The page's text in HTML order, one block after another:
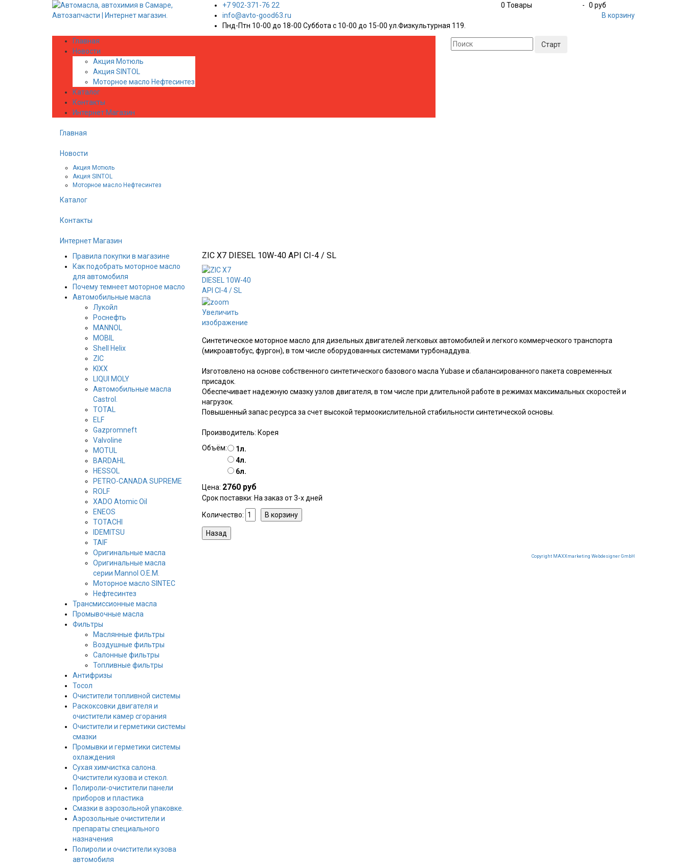
+7 902-371-76 22
info@avto-good63.ru
Пнд-Птн 10-00 до 18-00 Суббота с 10-00 до 15-00 ул.Физкультурная 119.
0 Товары - 0 руб
В корзину
Главная
Новости
Акция Мотюль
Акция SINTOL
Моторное масло Нефтесинтез
Каталог
Контакты
Интернет Магазин
Главная
Новости
Акция Мотюль
Акция SINTOL
Моторное масло Нефтесинтез
Каталог
Контакты
Интернет Магазин
Правила покупки в магазине
Как подобрать моторное масло
для автомобиля
Почему темнеет моторное масло
Автомобильные масла
Лукойл
Роснефть
MANNOL
MOBIL
Shell Helix
ZIC
KIXX
LIQUI MOLY
Автомобильные масла
Castrol.
TOTAL
ELF
Gazpromneft
Valvoline
MOTUL
BARDAHL
HESSOL
PETRO-CANADA SUPREME
ROLF
XADO Atomic Oil
ENEOS
TOTACHI
IDEMITSU
TAIF
Оригинальные масла
Оригинальные масла
серии Mannol O.E.M.
Моторное масло SINTEC
Нефтесинтез
Трансмиссионные масла
Промывочные масла
Фильтры
Маслянные фильтры
Воздушные фильтры
Салонные фильтры
Топливные фильтры
Антифризы
Тосол
Очистители топливной системы
Раскоксовки двигателя и
очистители камер сгорания
Очистители и герметики системы
смазки
Промывки и герметики системы
охлаждения
Сухая химчистка салона.
Очистители кузова и стекол.
Полироли-очистители панели
приборов и пластика
Смазки в аэрозольной упаковке.
Аэрозольные очистители и
препараты специального
назначения
Полироли и очистители кузова
автомобиля
ZIC X7 DIESEL 10W-40 API CI-4 / SL
Увеличить
изображение
Синтетическое моторное масло для дизельных двигателей легковых автомобилей и легкого коммерческого транспорта
(микроавтобус, фургон), в том числе оборудованных системами турбонаддува.
Изготовлено на основе собственного синтетического базового масла Yubase и сбалансированного пакета современных
присадок.
Обеспечивает надежную смазку узлов двигателя, в том числе при длительной работе в режимах максимальных скоростей и
нагрузок.
Повышенный запас ресурса за счет высокой термоокислительной стабильности синтетической основы.
Производитель: Корея
Объём:
1л.
4л.
6л.
Цена: 2760 руб
Срок поставки: На заказ от 3-х дней
Количество:
Copyright MAXXmarketing Webdesigner GmbH